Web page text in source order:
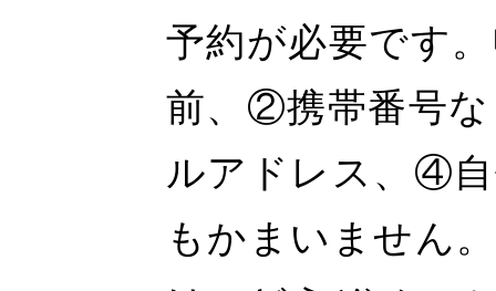
予約が必要です
前、②携帯番号
ルアドレス、④
もかまいません